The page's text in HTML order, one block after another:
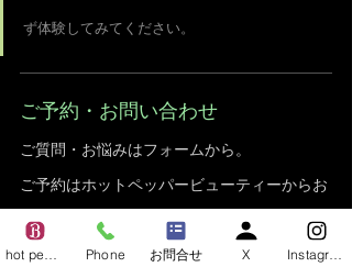
ず体験してみてください。
ご予約・お問い合わせ
ご質問・お悩みはフォームから。
ご予約はホットペッパービューティーからお
願いいたします。
ホットペッパービューティーで予約する
Phone お問合せ X